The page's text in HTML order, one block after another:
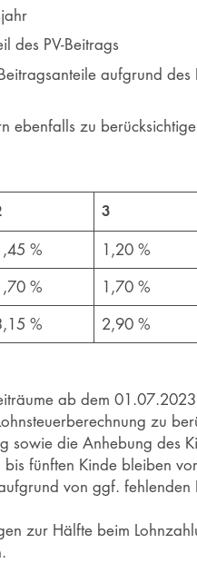
des PV-Beitrags
aufgrund des
ebenfalls zu
3
% 1,20 %
% 1,70 %
% 2,90 %
ab dem
zu
sowie die Anhebung des
fünften Kinde bleiben
von ggf.
zur Hälfte beim